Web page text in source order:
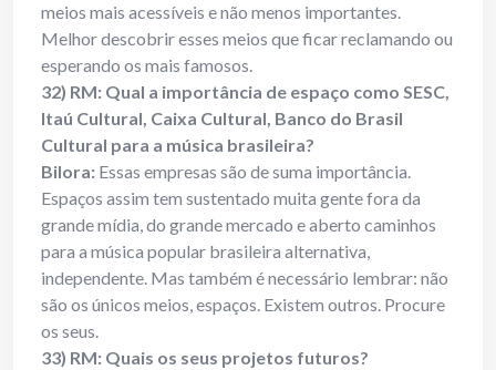
meios mais acessíveis e não menos importantes.
Melhor descobrir esses meios que ficar reclamando ou
esperando os mais famosos.
32) RM: Qual a importância de espaço como SESC,
Itaú Cultural, Caixa Cultural, Banco do Brasil
Cultural para a música brasileira?
Bilora: Essas empresas são de suma importância.
Espaços assim tem sustentado muita gente fora da
grande mídia, do grande mercado e aberto caminhos
para a música popular brasileira alternativa,
independente. Mas também é necessário lembrar: não
são os únicos meios, espaços. Existem outros. Procure
os seus.
33) RM: Quais os seus projetos futuros?